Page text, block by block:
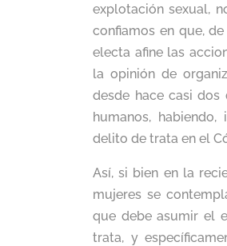
explotación sexual,
confiamos en que,
electa afine las
la opinión de
desde hace casi
humanos,
delito de trata en el
Así, si bien en la
mujeres se
que debe asumir el
trata, y